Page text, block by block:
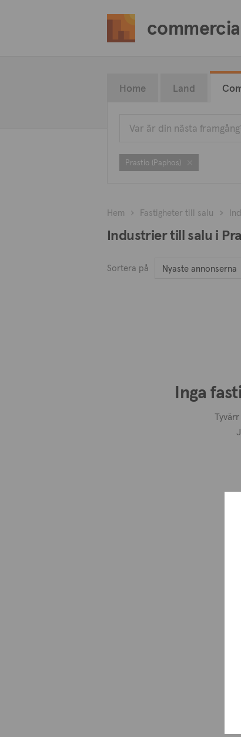
Home Land
Prastio (Paphos)
Hem Fastigheter till salu
Industrier till salu i
Sortera på Nyaste annonserna
Inga